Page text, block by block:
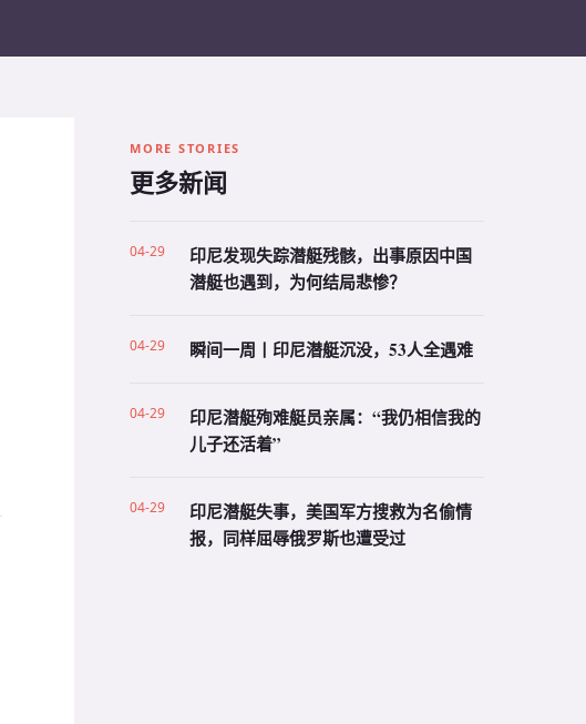
MORE STORIES
更多新闻
04-29
印尼发现失踪潜艇残骸，出事原因中国
潜艇也遇到，为何结局悲惨？
04-29 瞬间一周丨印尼潜艇沉没，53人全遇难
04-29
印尼潜艇殉难艇员亲属：“我仍相信我的
儿子还活着”
04-29
印尼潜艇失事，美国军方搜救为名偷情
报，同样屈辱俄罗斯也遭受过